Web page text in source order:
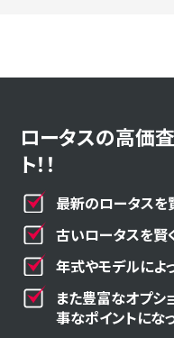
ロータスの高価
ト！！
最新のロータスを
古いロータスを賢
年式やモデルによ
また豊富なオプシ
事なポイントになっ